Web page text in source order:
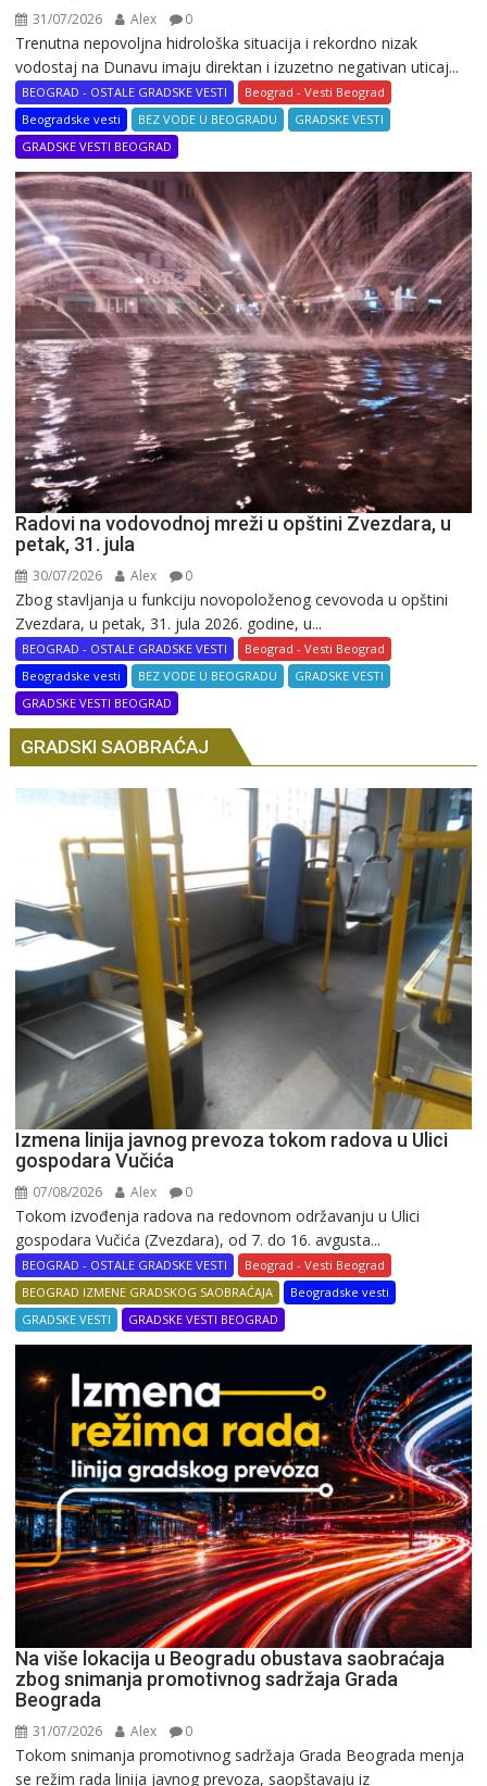
31/07/2026 Alex 0
Trenutna nepovoljna hidrološka situacija i rekordno nizak
vodostaj na Dunavu imaju direktan i izuzetno negativan uticaj...
BEOGRAD - OSTALE GRADSKE VESTI
Beograd - Vesti Beograd
Beogradske vesti
BEZ VODE U BEOGRADU
GRADSKE VESTI
GRADSKE VESTI BEOGRAD
Radovi na vodovodnoj mreži u opštini Zvezdara, u
petak, 31. jula
30/07/2026 Alex 0
Zbog stavljanja u funkciju novopoloženog cevovoda u opštini
Zvezdara, u petak, 31. jula 2026. godine, u...
BEOGRAD - OSTALE GRADSKE VESTI
Beograd - Vesti Beograd
Beogradske vesti
BEZ VODE U BEOGRADU
GRADSKE VESTI
GRADSKE VESTI BEOGRAD
GRADSKI SAOBRAĆAJ
Izmena linija javnog prevoza tokom radova u Ulici
gospodara Vučića
07/08/2026 Alex 0
Tokom izvođenja radova na redovnom održavanju u Ulici
gospodara Vučića (Zvezdara), od 7. do 16. avgusta...
BEOGRAD - OSTALE GRADSKE VESTI
Beograd - Vesti Beograd
BEOGRAD IZMENE GRADSKOG SAOBRAĆAJA
Beogradske vesti
GRADSKE VESTI
GRADSKE VESTI BEOGRAD
Na više lokacija u Beogradu obustava saobraćaja
zbog snimanja promotivnog sadržaja Grada
Beograda
31/07/2026 Alex 0
Tokom snimanja promotivnog sadržaja Grada Beograda menja
se režim rada linija javnog prevoza, saopštavaju iz